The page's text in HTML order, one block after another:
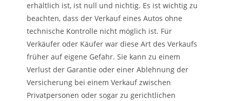
erhältlich ist, ist null und nichtig. Es ist wichtig zu
beachten, dass der Verkauf eines Autos ohne
technische Kontrolle nicht möglich ist. Für
Verkäufer oder Käufer war diese Art des Verkaufs
früher auf eigene Gefahr. Sie kann zu einem
Verlust der Garantie oder einer Ablehnung der
Versicherung bei einem Verkauf zwischen
Privatpersonen oder sogar zu gerichtlichen